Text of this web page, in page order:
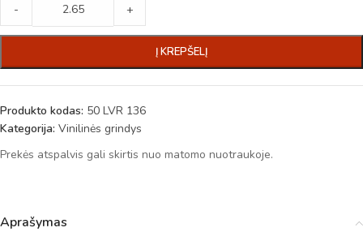
- +
Į KREPŠELĮ
Produkto kodas: 50 LVR 136
Kategorija: Vinilinės grindys
Prekės atspalvis gali skirtis nuo matomo nuotraukoje.
Aprašymas